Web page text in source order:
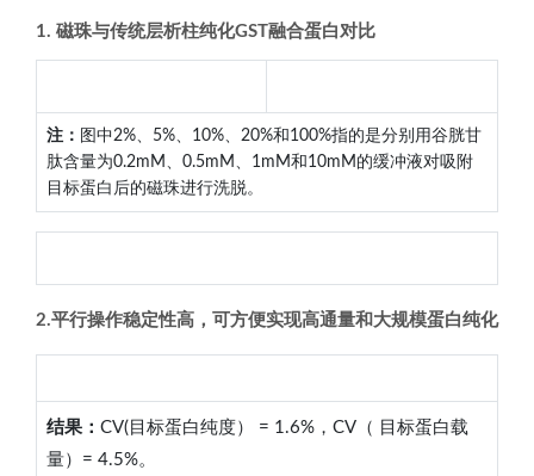
1. 磁珠与传统层析柱纯化GST融合蛋白对比
注： 图中2%、5%、10%、20%和100%指的是分别用谷胱甘
肽含量为0.2mM、0.5mM、1mM和10mM的缓冲液对吸附
目标蛋白后的磁珠进行洗脱。
2.平行操作稳定性高，可方便实现高通量和大规模蛋白纯化
结果： CV(目标蛋白纯度） = 1.6%，CV（ 目标蛋白载
量）= 4.5%。